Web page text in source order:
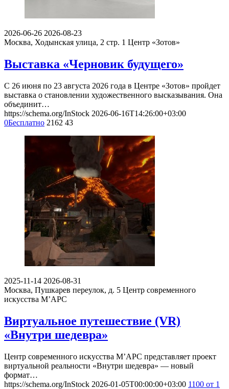
2026-06-26 2026-08-23
Москва, Ходынская улица, 2 стр. 1 Центр «Зотов»
Выставка «Черновик будущего»
С 26 июня по 23 августа 2026 года в Центре «Зотов» пройдет
выставка о становлении художественного высказывания. Она
объединит…
https://schema.org/InStock 2026-06-16T14:26:00+03:00
0Бесплатно 2162 43
2025-11-14 2026-08-31
Москва, Пушкарев переулок, д. 5 Центр современного
искусства М’АРС
Виртуальное путешествие (VR)
«Внутри шедевра»
Центр современного искусства М’АРС представляет проект
виртуальной реальности «Внутри шедевра» — новый
формат…
https://schema.org/InStock 2026-01-05T00:00:00+03:00 1100 от 1